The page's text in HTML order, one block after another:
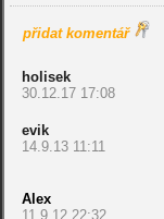
přidat komentář
holisek
30.12.17 17:08
evik
14.9.13 11:11
Alex
11.9.12 22:32